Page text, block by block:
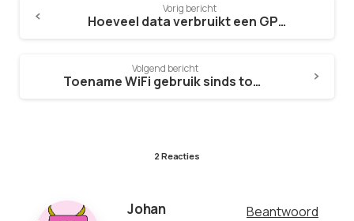
Vorig bericht
Hoeveel data verbruikt een GPS tracker?
Volgend bericht
Toename WiFi gebruik sinds toegang tot 4G
2 Reacties
Johan Beantwoord